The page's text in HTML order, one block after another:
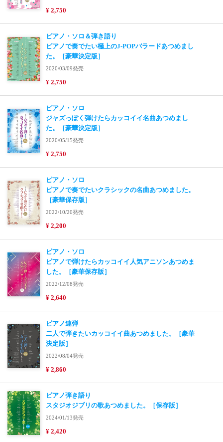
¥ 2,750
ピアノ・ソロ＆弾き語り
ピアノで奏でたい極上のJ-POPバラードあつめまし
た。［豪華決定版］
2020/03/09発売
¥ 2,750
ピアノ・ソロ
ジャズっぽく弾けたらカッコイイ名曲あつめまし
た。［豪華決定版］
2020/05/15発売
¥ 2,750
ピアノ・ソロ
ピアノで奏でたいクラシックの名曲あつめました。
［豪華保存版］
2022/10/20発売
¥ 2,200
ピアノ・ソロ
ピアノで弾けたらカッコイイ人気アニソンあつめま
した。［豪華保存版］
2022/12/08発売
¥ 2,640
ピアノ連弾
二人で弾きたいカッコイイ曲あつめました。［豪華
決定版］
2022/08/04発売
¥ 2,860
ピアノ弾き語り
スタジオジブリの歌あつめました。［保存版］
2024/01/13発売
¥ 2,420